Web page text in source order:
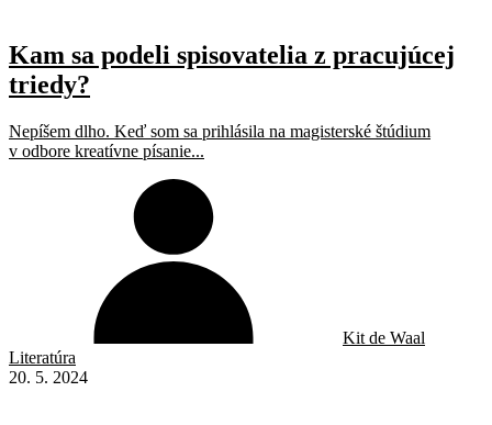
Kam sa podeli spisovatelia z pracujúcej
triedy?
Nepíšem dlho. Keď som sa prihlásila na magisterské štúdium
v odbore kreatívne písanie...
Kit de Waal
Literatúra
20. 5. 2024